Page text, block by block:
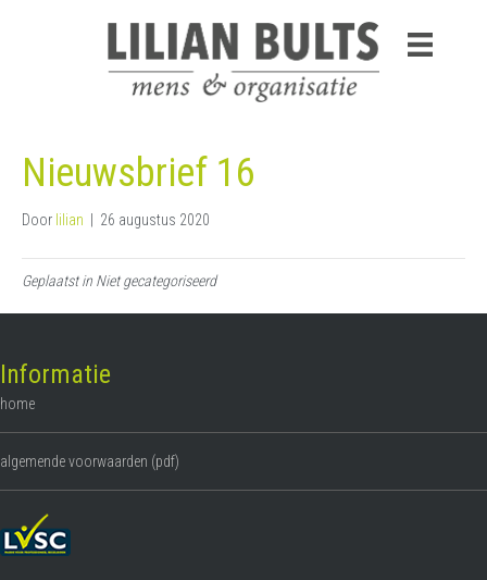
Nieuwsbrief 16
Door lilian 26 augustus 2020
Geplaatst in Niet gecategoriseerd
Informatie
home
algemende voorwaarden (pdf)